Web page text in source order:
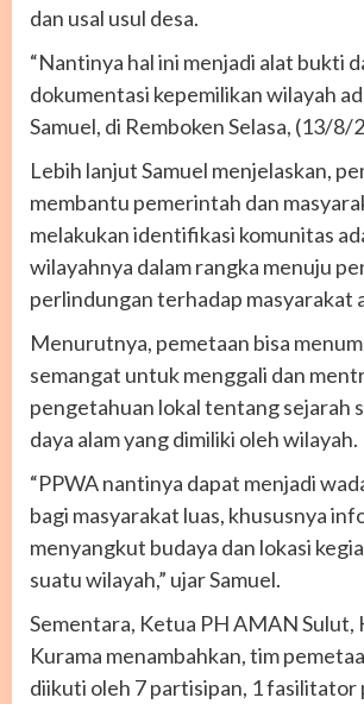
dan usal usul desa.
“Nantinya hal ini menjadi alat bukti
dokumentasi kepemilikan wilayah
Samuel, di Remboken Selasa, (13/8/
Lebih lanjut Samuel menjelaskan,
membantu pemerintah dan
melakukan identifikasi komunitas
wilayahnya dalam rangka menuju
perlindungan terhadap masyarakat
Menurutnya, pemetaan bisa
semangat untuk menggali dan
pengetahuan lokal tentang sejarah
daya alam yang dimiliki oleh wilayah.
“PPWA nantinya dapat menjadi
bagi masyarakat luas, khususnya
menyangkut budaya dan lokasi
suatu wilayah,” ujar Samuel.
Sementara, Ketua PH AMAN Sulut,
Kurama menambahkan, tim
diikuti oleh 7 partisipan, 1 fasilitator